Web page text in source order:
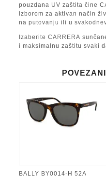
pouzdana UV zaštita čine
izborom za aktivan način
na putovanju ili u
Izaberite CARRERA
i maksimalnu zaštitu svaki
BALLY BY0014-H 52A